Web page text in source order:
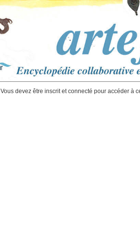
Vous devez être inscrit et connecté pour accéder à